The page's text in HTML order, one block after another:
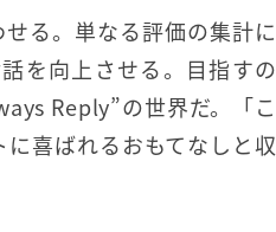
る。単なる評価の集計に
を向上させる。目指すの
Reply”の世界だ。「こ
喜ばれるおもてなしと収